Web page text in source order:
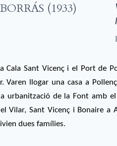
(1933)
Cala Sant Vicenç i el Port de
Varen llogar una casa a
urbanització de la Font amb
Vilar, Sant Vicenç i Bonaire a
dues famílies.